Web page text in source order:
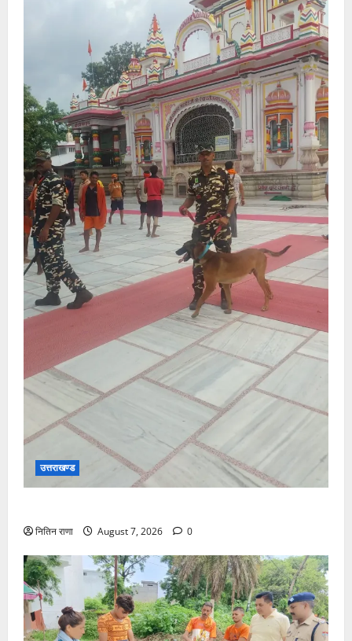
उत्तराखण्ड
नितिन राणा August 7, 2026 0